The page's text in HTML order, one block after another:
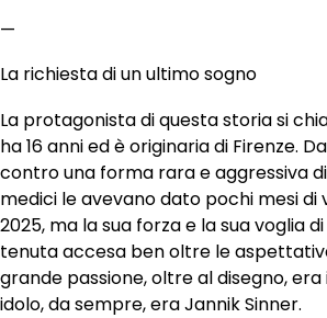
—
La richiesta di un ultimo sogno
La protagonista di questa storia si
ha 16 anni ed è originaria di Firenze.
contro una forma rara e aggressiva
medici le avevano dato pochi mesi di
2025, ma la sua forza e la sua voglia
tenuta accesa ben oltre le
grande passione, oltre al disegno, era
idolo, da sempre, era Jannik Sinner.